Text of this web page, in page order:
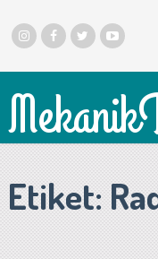
Etiket: